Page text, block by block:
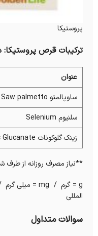
پروستیکا
ترکیبات قرص پروستیکا: در
عنوان
ساوپالمتو Saw palmetto
سلنیوم Selenium
زینک گلوکونات Zinc Glucanate
**نیاز مصرف روزانه از
المللی
سوالات متداول